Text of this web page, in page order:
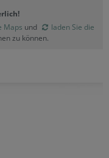
Maps und
laden Sie die
zu können.